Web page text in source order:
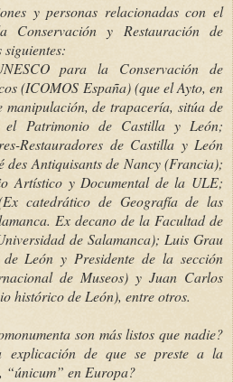
y personas relacionadas con el
Conservación y Restauración de
siguientes:
para la Conservación de
(ICOMOS España) (que el Ayto, en
manipulación, de trapacería, sitúa de
Patrimonio de Castilla y León;
Restauradores de Castilla y León
des Antiquisants de Nancy (Francia);
Artístico y Documental de la ULE;
catedrático de Geografía de las
Ex decano de la Facultad de
de Salamanca); Luis Grau
León y Presidente de la sección
de Museos) y Juan Carlos
histórico de León), entre otros.
son más listos que nadie?
de que se preste a la
“únicum” en Europa?